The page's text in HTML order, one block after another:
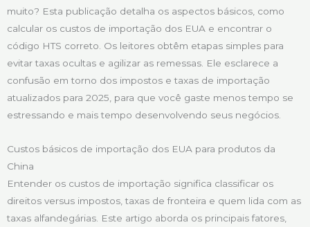
muito? Esta publicação detalha os aspectos básicos, como
calcular os custos de importação dos EUA e encontrar o
código HTS correto. Os leitores obtêm etapas simples para
evitar taxas ocultas e agilizar as remessas. Ele esclarece a
confusão em torno dos impostos e taxas de importação
atualizados para 2025, para que você gaste menos tempo se
estressando e mais tempo desenvolvendo seus negócios.
Custos básicos de importação dos EUA para produtos da
China
Entender os custos de importação significa classificar os
direitos versus impostos, taxas de fronteira e quem lida com as
taxas alfandegárias. Este artigo aborda os principais fatores,